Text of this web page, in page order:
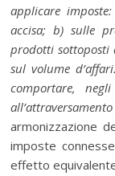
applicare
accisa; b) sulle
prodotti sottoposti
sul volume
comportare,
armonizzazione
imposte
effetto